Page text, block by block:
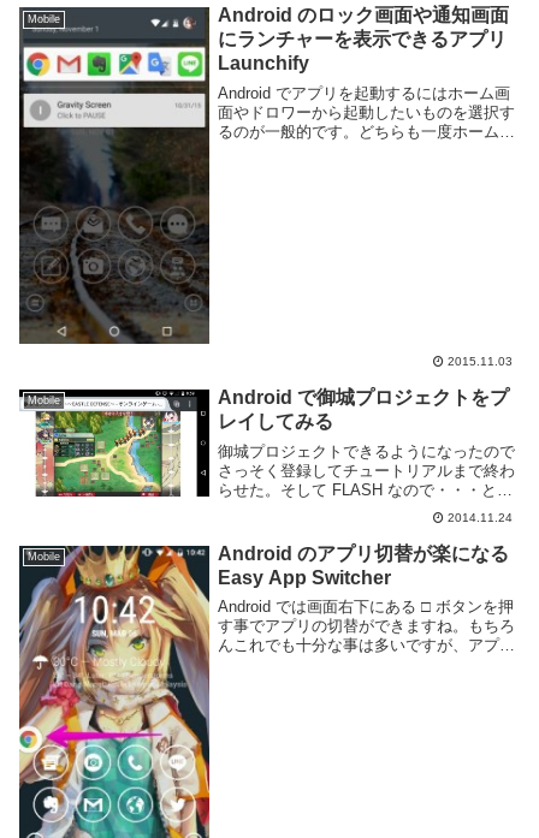
Mobile
Android のロック画面や通知画面
にランチャーを表示できるアプリ
Launchify
Android でアプリを起動するにはホーム画
面やドロワーから起動したいものを選択す
るのが一般的です。どちらも一度ホーム画
2015.11.03
Mobile
Android で御城プロジェクトをプ
レイしてみる
御城プロジェクトできるようになったので
さっそく登録してチュートリアルまで終わ
らせた。そして FLASH なので・・・とい
うことでこれも Android 端末で動くのか試
してみた。結論から言うと残念ながらタワ
ーディフェンスはできない。ドラッグ...
2014.11.24
Mobile
Android のアプリ切替が楽になる
Easy App Switcher
Android では画面右下にある □ ボタンを押
す事でアプリの切替ができますね。もちろ
んこれでも十分な事は多いですが、アプリ